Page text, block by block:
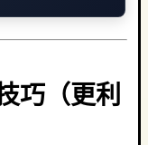
巧（更利